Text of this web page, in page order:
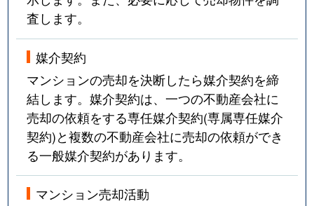
武庫川町
武庫川町
武庫川町
3,300万円 宝塚南口
徒歩10
武庫川町
1,500万円 宝塚南口
徒歩4
武庫川町
4,300万円
武庫川町
2,000万円
査します。
媒介契約
マンションの売却を決断したら媒介契約を締
結します。媒介契約は、一つの不動産会社に
売却の依頼をする専任媒介契約(専属専任媒介
契約)と複数の不動産会社に売却の依頼ができ
る一般媒介契約があります。
マンション売却活動